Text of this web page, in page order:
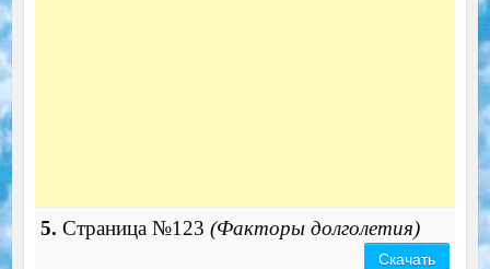
5. Страница №123 (Факторы долголетия)
Скачать